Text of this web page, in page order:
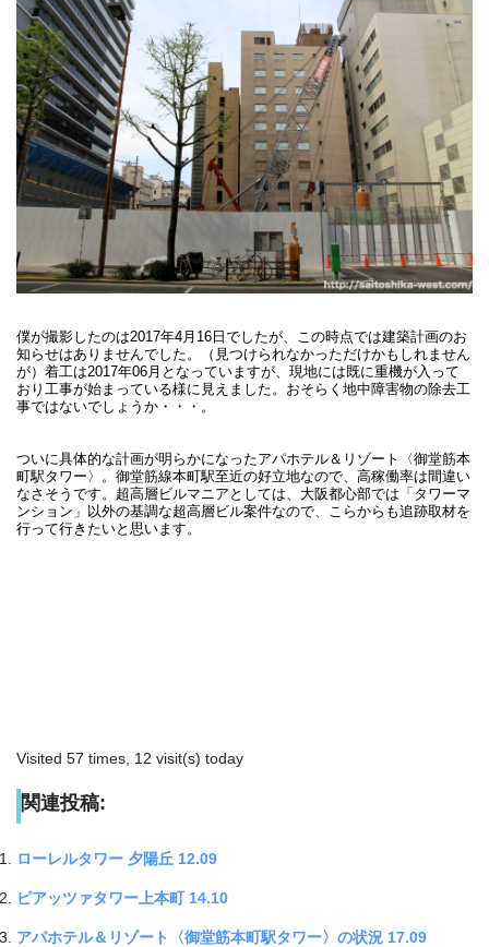
僕が撮影したのは2017年4月16日でしたが、この時点では建築計画のお
知らせはありませんでした。（見つけられなかっただけかもしれません
が）着工は2017年06月となっていますが、現地には既に重機が入って
おり工事が始まっている様に見えました。おそらく地中障害物の除去工
事ではないでしょうか・・・。
ついに具体的な計画が明らかになったアパホテル＆リゾート〈御堂筋本
町駅タワー〉。御堂筋線本町駅至近の好立地なので、高稼働率は間違い
なさそうです。超高層ビルマニアとしては、大阪都心部では「タワーマ
ンション」以外の基調な超高層ビル案件なので、こらからも追跡取材を
行って行きたいと思います。
Visited 57 times, 12 visit(s) today
関連投稿:
ローレルタワー 夕陽丘 12.09
ピアッツァタワー上本町 14.10
アパホテル＆リゾート〈御堂筋本町駅タワー〉の状況 17.09